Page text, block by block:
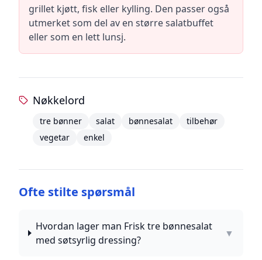
grillet kjøtt, fisk eller kylling. Den passer også
utmerket som del av en større salatbuffet
eller som en lett lunsj.
Nøkkelord
tre bønner salat bønnesalat
tilbehør
vegetar
enkel
Ofte stilte spørsmål
Hvordan lager man Frisk tre bønnesalat
med søtsyrlig dressing?
▼